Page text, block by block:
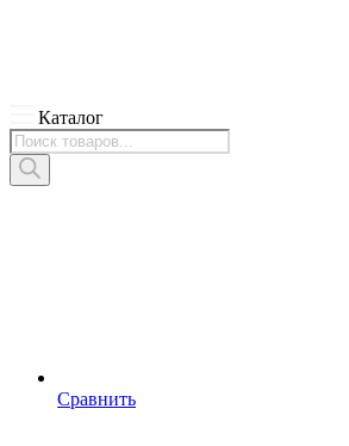
Каталог
Поиск
товаров
Сравнить